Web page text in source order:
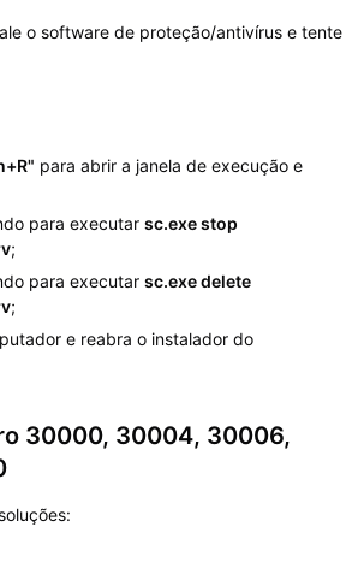
o software de proteção/antivírus e tente
para abrir a janela de execução e
para executar sc.exe stop
;
para executar sc.exe delete
;
e reabra o instalador do
30000, 30004, 30006,